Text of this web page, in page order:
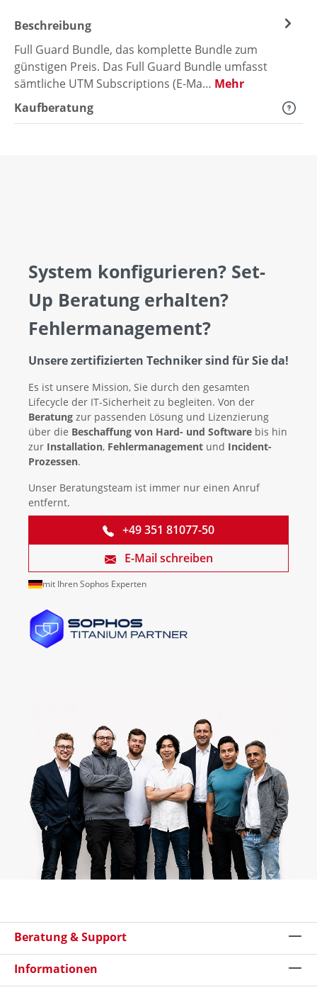
Beschreibung
Full Guard Bundle, das komplette Bundle zum
günstigen Preis. Das Full Guard Bundle umfasst
sämtliche UTM Subscriptions (E-Ma… Mehr
Kaufberatung
System konfigurieren? Set-
Up Beratung erhalten?
Fehlermanagement?
Unsere zertifizierten Techniker sind für Sie da!
Es ist unsere Mission, Sie durch den gesamten
Lifecycle der IT-Sicherheit zu begleiten. Von der
Beratung zur passenden Lösung und Lizenzierung
über die Beschaffung von Hard- und Software bis hin
zur Installation, Fehlermanagement und Incident-
Prozessen.
Unser Beratungsteam ist immer nur einen Anruf
entfernt.
+49 351 81077-50
E-Mail schreiben
mit Ihren Sophos Experten
Beratung & Support
Informationen